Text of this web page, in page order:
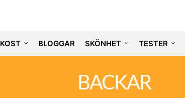
KOST BLOGGAR SKÖNHET TESTER
BACKAR